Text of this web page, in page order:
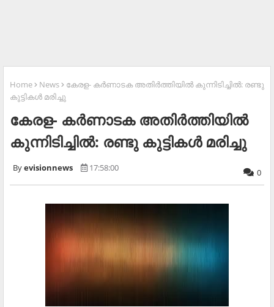
Home News
കേരള- കര്‍ണാടക അതിര്‍ത്തിയില്‍ കുന്നിടിച്ചില്‍: രണ്ടു
കുട്ടികള്‍ മരിച്ചു
കേരള- കര്‍ണാടക അതിര്‍ത്തിയില്‍
കുന്നിടിച്ചില്‍: രണ്ടു കുട്ടികള്‍ മരിച്ചു
evisionnews 17:58:00 0